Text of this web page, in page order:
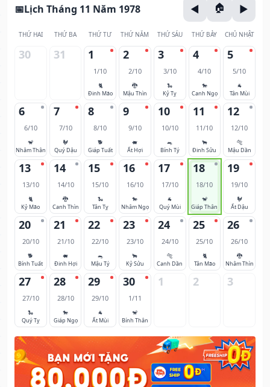
Lịch Tháng 11 Năm 1978
THỨ HAI THỨ BA THỨ TƯ THỨ NĂM THỨ SÁU THỨ BẢY CHỦ NHẬT
30 31 1
1/10
🐈
Đinh Mão
2
2/10
🐉
Mậu Thìn
3
3/10
🐍
Kỷ Tỵ
4
4/10
🐎
Canh Ngọ
5
5/10
🐐
Tân Mùi
6
6/10
🐒
Nhâm Thân
7
7/10
🐓
Quý Dậu
8
8/10
🐕
Giáp Tuất
9
9/10
🐖
Ất Hợi
10
10/10
🐀
Bính Tý
11
11/10
🐂
Đinh Sửu
12
12/10
🐅
Mậu Dần
13
13/10
🐈
Kỷ Mão
14
14/10
🐉
Canh Thìn
15
15/10
🐍
Tân Tỵ
16
16/10
🐎
Nhâm Ngọ
17
17/10
🐐
Quý Mùi
18
18/10
🐒
Giáp Thân
19
19/10
🐓
Ất Dậu
20
20/10
🐕
Bính Tuất
21
21/10
🐖
Đinh Hợi
22
22/10
🐀
Mậu Tý
23
23/10
🐂
Kỷ Sửu
24
24/10
🐅
Canh Dần
25
25/10
🐈
Tân Mão
26
26/10
🐉
Nhâm Thìn
27
27/10
🐍
Quý Tỵ
28
28/10
🐎
Giáp Ngọ
29
29/10
🐐
Ất Mùi
30
1/11
🐒
Bính Thân
1 2 3